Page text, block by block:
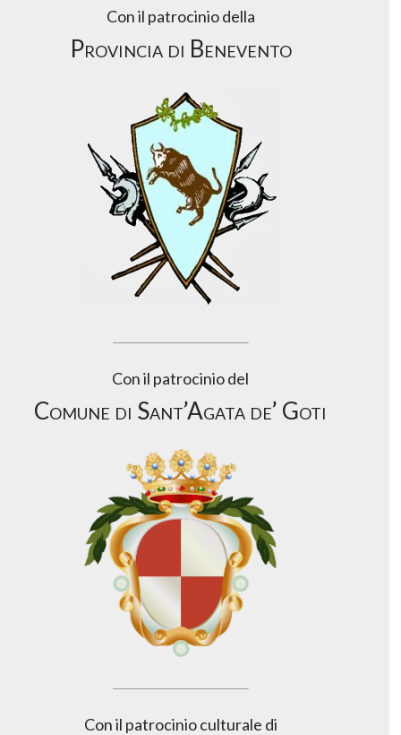
Con il patrocinio della
Provincia di Benevento
Con il patrocinio del
Comune di Sant’Agata de’ Goti
Con il patrocinio culturale di